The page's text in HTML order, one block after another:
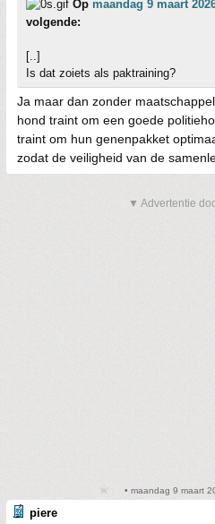
Op maandag 9 maart
volgende:
[..]
Is dat zoiets als paktraining?
Ja maar dan zonder
hond traint om een goede
traint om hun genenpakket
zodat de veiligheid van de
▼ Advertentie
• maandag 9 maart
piere